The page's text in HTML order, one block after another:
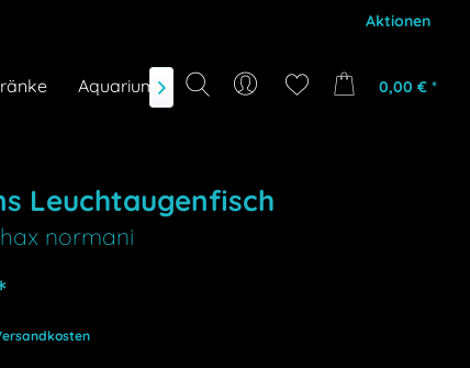
Aktionen
0,00 € *
Aquarium-Zubehör Gutscheine Marken

Leuchtaugenfisch
normani